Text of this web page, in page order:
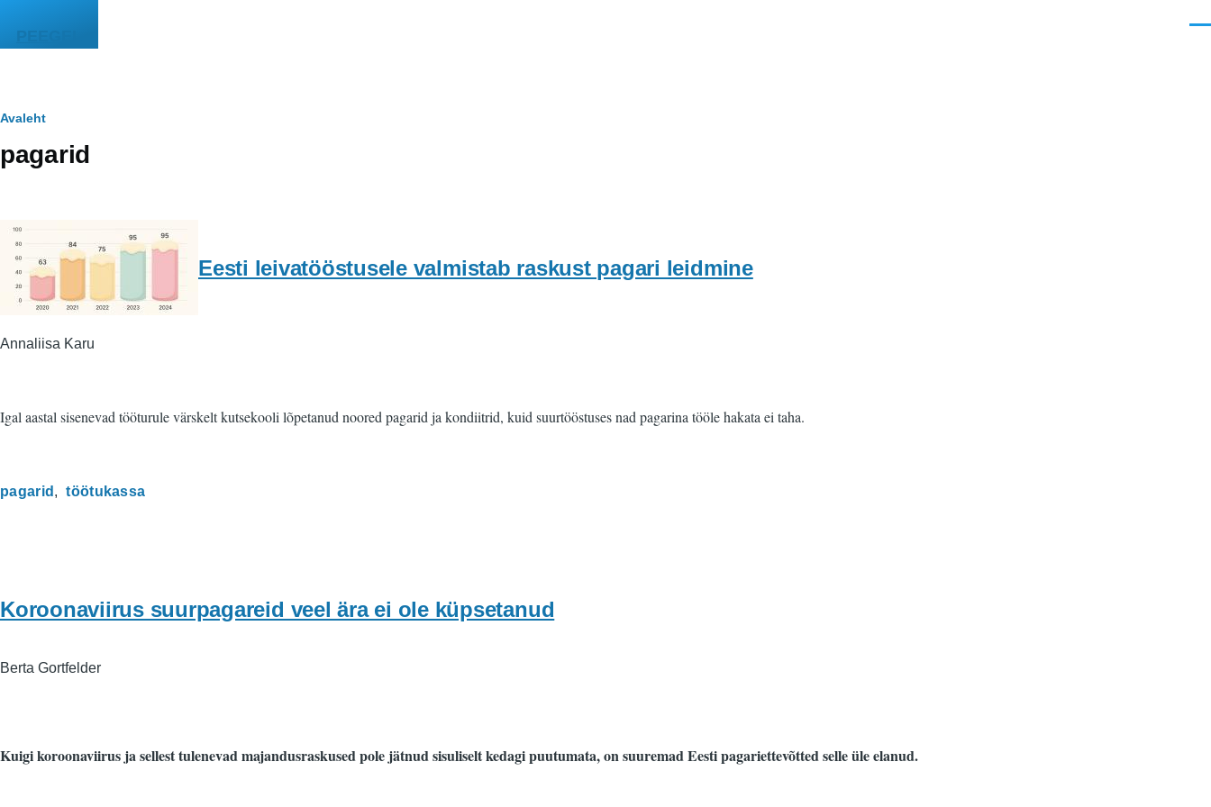
PEEGEL
Leivapuru
Avaleht
pagarid
Eesti leivatööstusele valmistab raskust pagari leidmine
Annaliisa Karu
Igal aastal sisenevad tööturule värskelt kutsekooli lõpetanud noored pagarid ja kondiitrid, kuid suurtööstuses nad pagarina tööle hakata ei taha.
pagarid töötukassa
Koroonaviirus suurpagareid veel ära ei ole küpsetanud
Berta Gortfelder
Kuigi koroonaviirus ja sellest tulenevad majandusraskused pole jätnud sisuliselt kedagi puutumata, on suuremad Eesti pagariettevõtted selle üle elanud.